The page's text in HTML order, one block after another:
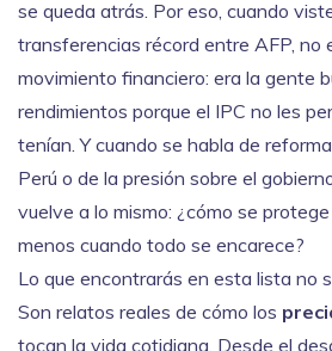
se queda atrás. Por eso, cuando
transferencias récord entre AFP, no
movimiento financiero: era la gente
rendimientos porque el IPC no les
tenían. Y cuando se habla de
Perú o de la presión sobre el
vuelve a lo mismo: ¿cómo se
menos cuando todo se encarece?
Lo que encontrarás en esta lista no
Son relatos reales de cómo los
tocan la vida cotidiana. Desde el